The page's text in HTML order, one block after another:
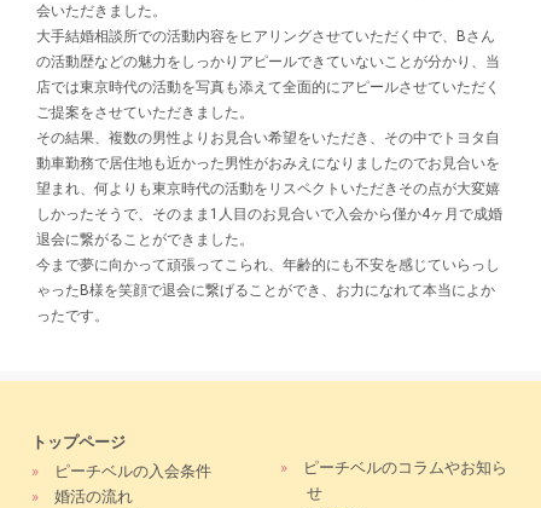
会いただきました。
大手結婚相談所での活動内容をヒアリングさせていただく中で、Bさん
の活動歴などの魅力をしっかりアピールできていないことが分かり、当
店では東京時代の活動を写真も添えて全面的にアピールさせていただく
ご提案をさせていただきました。
その結果、複数の男性よりお見合い希望をいただき、その中でトヨタ自
動車勤務で居住地も近かった男性がおみえになりましたのでお見合いを
望まれ、何よりも東京時代の活動をリスペクトいただきその点が大変嬉
しかったそうで、そのまま1人目のお見合いで入会から僅か4ヶ月で成婚
退会に繋がることができました。
今まで夢に向かって頑張ってこられ、年齢的にも不安を感じていらっし
ゃったB様を笑顔で退会に繋げることができ、お力になれて本当によか
ったです。
トップページ
»
ピーチベルの入会条件
»
婚活の流れ
»
ピーチベルのコラムやお知ら
せ